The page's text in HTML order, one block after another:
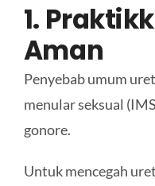
1.
Aman
Penyebab umum
menular seksual
gonore.
Untuk mencegah